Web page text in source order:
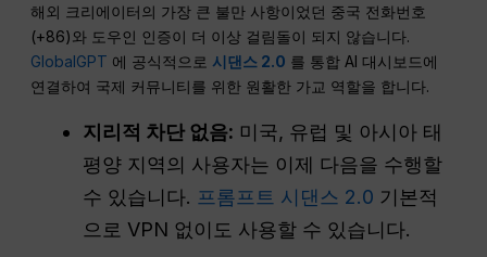
해외 크리에이터의 가장 큰 불만 사항이었던 중국 전화번호
(+86)와 도우인 인증이 더 이상 걸림돌이 되지 않습니다.
GlobalGPT 에 공식적으로시댄스 2.0 를 통합 AI 대시보드에
연결하여 국제 커뮤니티를 위한 원활한 가교 역할을 합니다.
지리적 차단 없음: 미국, 유럽 및 아시아 태
평양 지역의 사용자는 이제 다음을 수행할
수 있습니다. 프롬프트 시댄스 2.0 기본적
으로 VPN 없이도 사용할 수 있습니다.